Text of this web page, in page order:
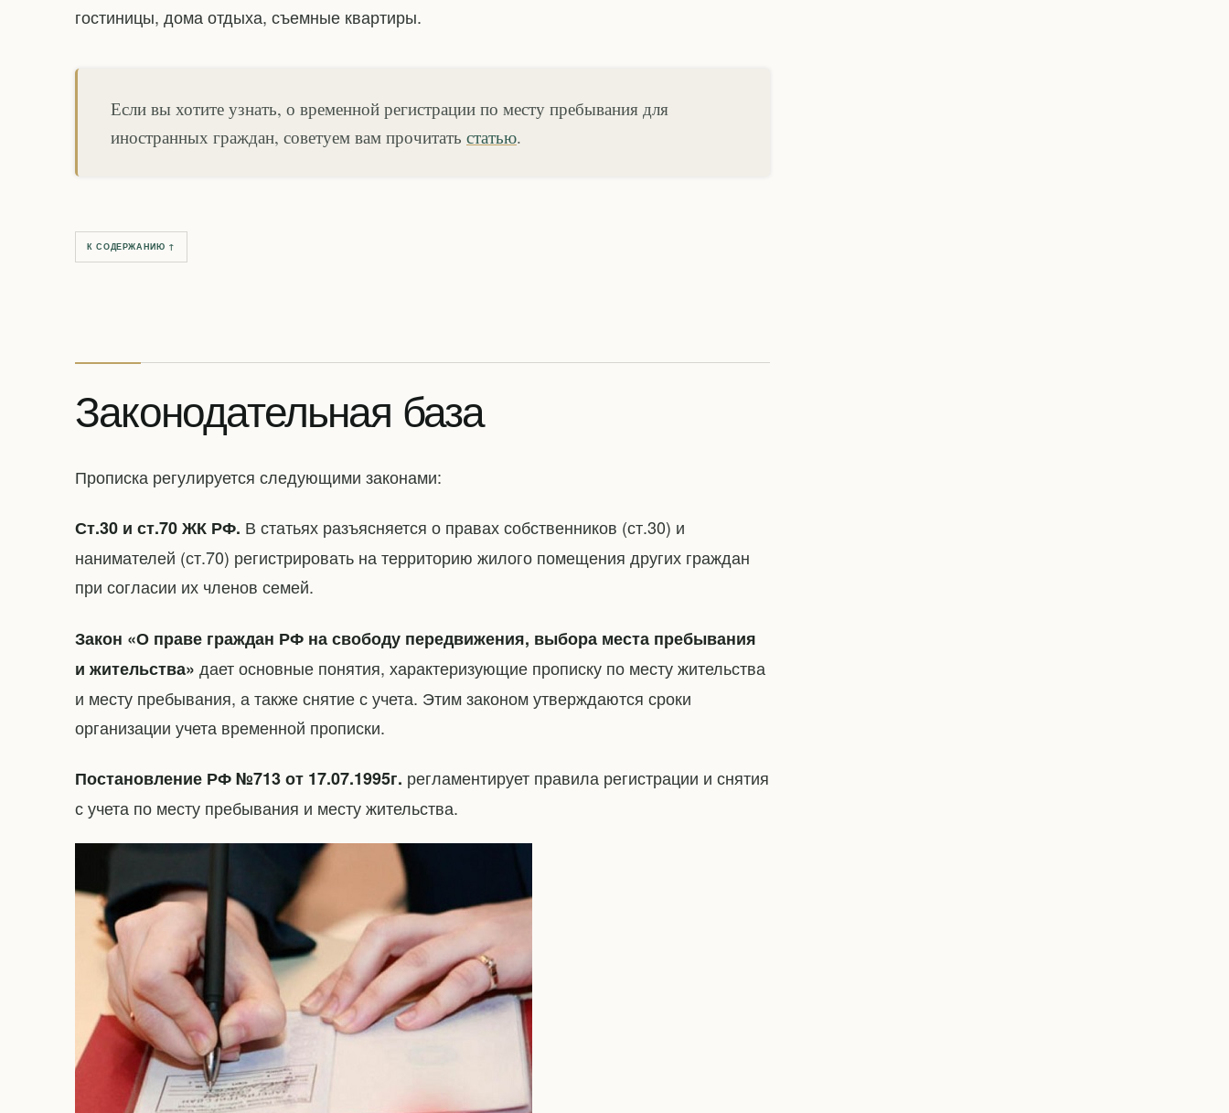
гостиницы, дома отдыха, съемные квартиры.
Если вы хотите узнать, о временной регистрации по месту пребывания для
иностранных граждан, советуем вам прочитать статью.
К СОДЕРЖАНИЮ ↑
Законодательная база
Прописка регулируется следующими законами:
Ст.30 и ст.70 ЖК РФ. В статьях разъясняется о правах собственников (ст.30) и
нанимателей (ст.70) регистрировать на территорию жилого помещения других граждан
при согласии их членов семей.
Закон «О праве граждан РФ на свободу передвижения, выбора места пребывания
и жительства» дает основные понятия, характеризующие прописку по месту жительства
и месту пребывания, а также снятие с учета. Этим законом утверждаются сроки
организации учета временной прописки.
Постановление РФ №713 от 17.07.1995г. регламентирует правила регистрации и снятия
с учета по месту пребывания и месту жительства.